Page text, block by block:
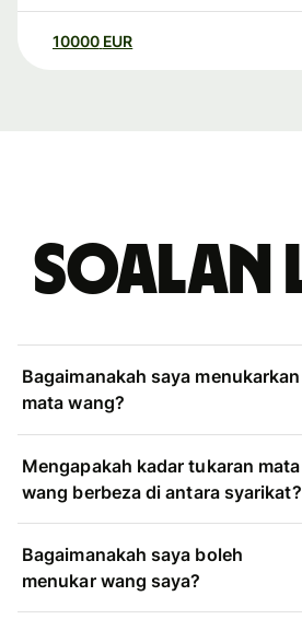
10000 EUR
Soalan
Bagaimanakah saya menukarkan
mata wang?
Mengapakah kadar tukaran mata
wang berbeza di antara syarikat?
Bagaimanakah saya boleh
menukar wang saya?